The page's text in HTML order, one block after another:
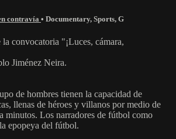
contravía • Documentary, Sports, G
convocatoria "¡Luces, cámara,
Jiménez Neira.
de hombres tienen la capacidad de
llenas de héroes y villanos por medio de
minutos. Los narradores de fútbol como
epopeya del fútbol.